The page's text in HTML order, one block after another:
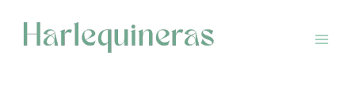
contenido